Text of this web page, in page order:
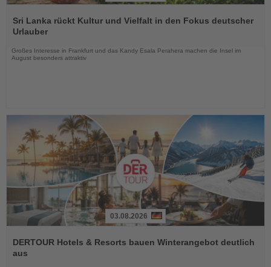
Sie
die
Sri Lanka rückt Kultur und Vielfalt in den Fokus deutscher
Urlauber
Großes Interesse in Frankfurt und das Kandy Esala Perahera machen die Insel im
August besonders attraktiv
Sie
die
03.08.2026
DERTOUR Hotels & Resorts bauen Winterangebot deutlich
aus